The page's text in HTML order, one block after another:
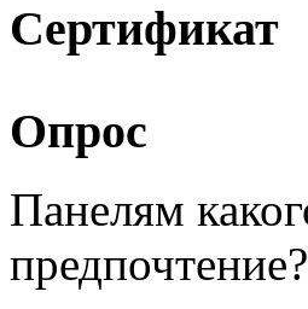
Сертификат
Опрос
Панелям
предпочтение?